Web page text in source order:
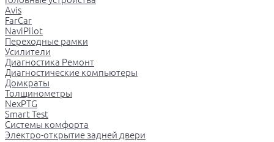
Avis
FarCar
NaviPilot
Переходные рамки
Усилители
Диагностика Ремонт
Диагностические компьютеры
Домкраты
Толщинометры
NexPTG
Smart Test
Системы комфорта
Электро-открытие задней двери